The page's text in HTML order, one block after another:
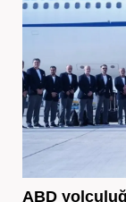
ABD